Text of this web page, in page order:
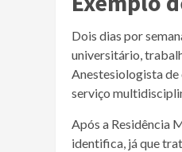
Dois dias por
universitário,
Anestesiologista de
serviço
Após a Residência
identifica, já que